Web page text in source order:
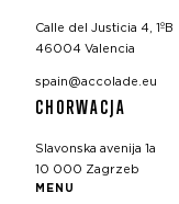
Calle del Justicia 4, 1ºB
46004 Valencia
spain@accolade.eu
CHORWACJA
Slavonska avenija 1a
10 000 Zagrzeb
MENU